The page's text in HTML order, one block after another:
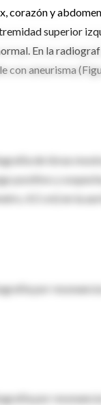
corazón y
superior
En la
con aneurisma
de tórax
positivo y
4.5 cm) en la
por
por